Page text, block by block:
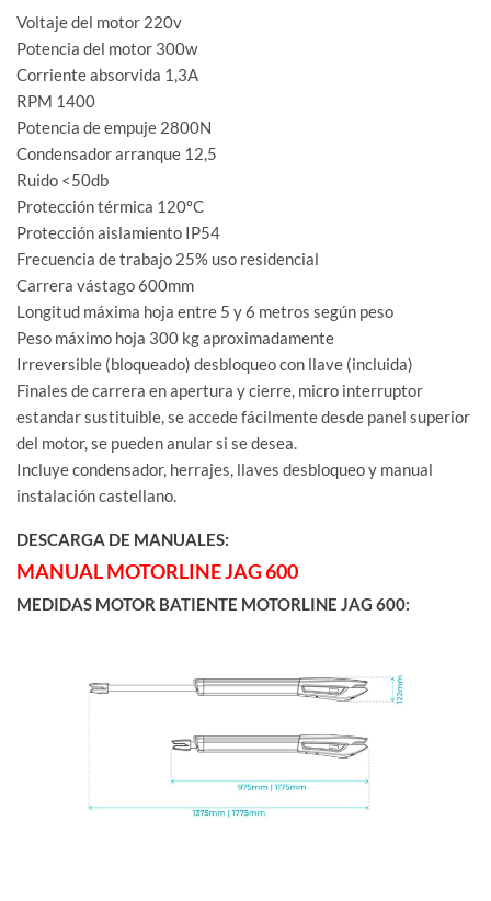
Voltaje del motor 220v
Potencia del motor 300w
Corriente absorvida 1,3A
RPM 1400
Potencia de empuje 2800N
Condensador arranque 12,5
Ruido <50db
Protección térmica 120ºC
Protección aislamiento IP54
Frecuencia de trabajo 25% uso residencial
Carrera vástago 600mm
Longitud máxima hoja entre 5 y 6 metros según peso
Peso máximo hoja 300 kg aproximadamente
Irreversible (bloqueado) desbloqueo con llave (incluida)
Finales de carrera en apertura y cierre, micro interruptor
estandar sustituible, se accede fácilmente desde panel superior
del motor, se pueden anular si se desea.
Incluye condensador, herrajes, llaves desbloqueo y manual
instalación castellano.
DESCARGA DE MANUALES:
MANUAL MOTORLINE JAG 600
MEDIDAS MOTOR BATIENTE MOTORLINE JAG 600: